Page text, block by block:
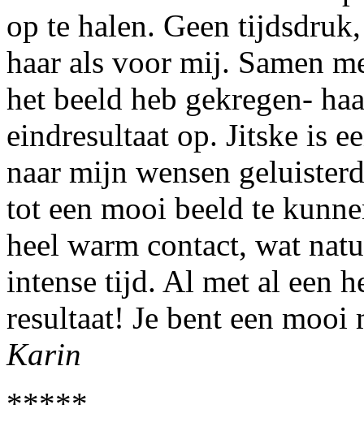
op te halen. Geen
haar als voor mij. Samen
het beeld heb gekregen-
eindresultaat op. Jitske is
naar mijn wensen
tot een mooi beeld te
heel warm contact, wat
intense tijd. Al met al een
resultaat! Je bent een mooi
Karin
*****